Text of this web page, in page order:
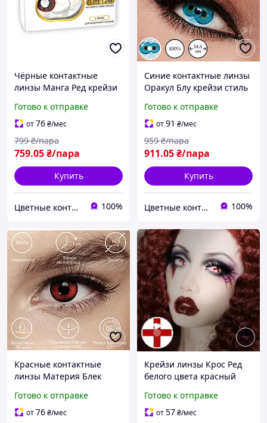
Чёрные контактные
линзы Манга Ред крейзи
косплея и Комик-кона на
яркий праздник
Готово к отправке
от76₴/мес
759.05₴/пара
799 ₴/пара
Купить
Цветные контактные линзы ELITE Lens® 100%
Синие контактные линзы
Оракул Блу крейзи стиль
Комик-кона на
тематический праздник
Готово к отправке
от91 ₴/мес
911.05₴/пара
959 ₴/пара
Купить
Цветные контактные линзы ELITE Lens® 100%
Красные контактные
линзы Материя Блек
Хеллоуина, косплея и
Комик-кона на праздник
Готово к отправке
от76₴/мес
Крейзи линзы Крос Ред
белого цвета красный
косплея и Комик-кона на
яркий образ
Готово к отправке
от57₴/мес